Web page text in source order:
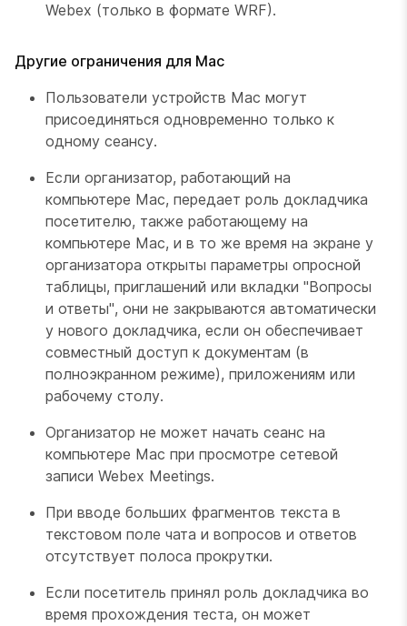
Webex (только в формате WRF).
Другие ограничения для Mac
Пользователи устройств Mac могут
присоединяться одновременно только к
одному сеансу.
Если организатор, работающий на
компьютере Mac, передает роль докладчика
посетителю, также работающему на
компьютере Mac, и в то же время на экране у
организатора открыты параметры опросной
таблицы, приглашений или вкладки "Вопросы
и ответы", они не закрываются автоматически
у нового докладчика, если он обеспечивает
совместный доступ к документам (в
полноэкранном режиме), приложениям или
рабочему столу.
Организатор не может начать сеанс на
компьютере Mac при просмотре сетевой
записи Webex Meetings.
При вводе больших фрагментов текста в
текстовом поле чата и вопросов и ответов
отсутствует полоса прокрутки.
Если посетитель принял роль докладчика во
время прохождения теста, он может